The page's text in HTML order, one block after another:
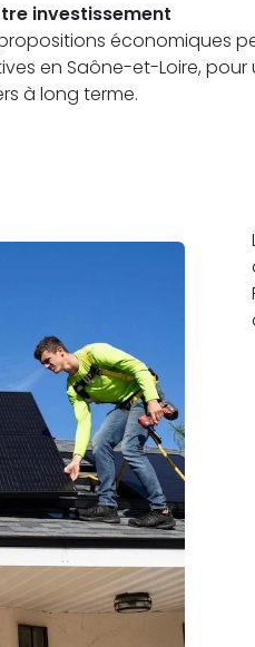
investissement
économiques
en Saône-et-Loire,
à long terme.